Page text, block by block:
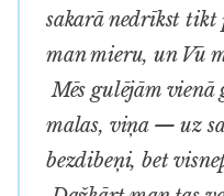
sakarā nedrīkst
man mieru, un Vū
Mēs gulējām vienā
malas, viņa — uz
bezdibeņi, bet